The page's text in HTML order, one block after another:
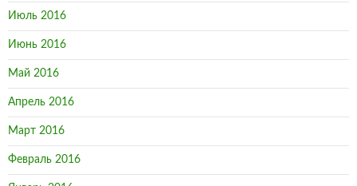
Июль 2016
Июнь 2016
Май 2016
Апрель 2016
Март 2016
Февраль 2016